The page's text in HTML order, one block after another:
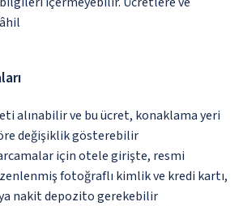
alınabilir ve bu ücret, konaklama yeri
değişiklik gösterebilir
için otele girişte, resmi
fotoğraflı kimlik ve kredi kartı,
nakit depozito gerekebilir